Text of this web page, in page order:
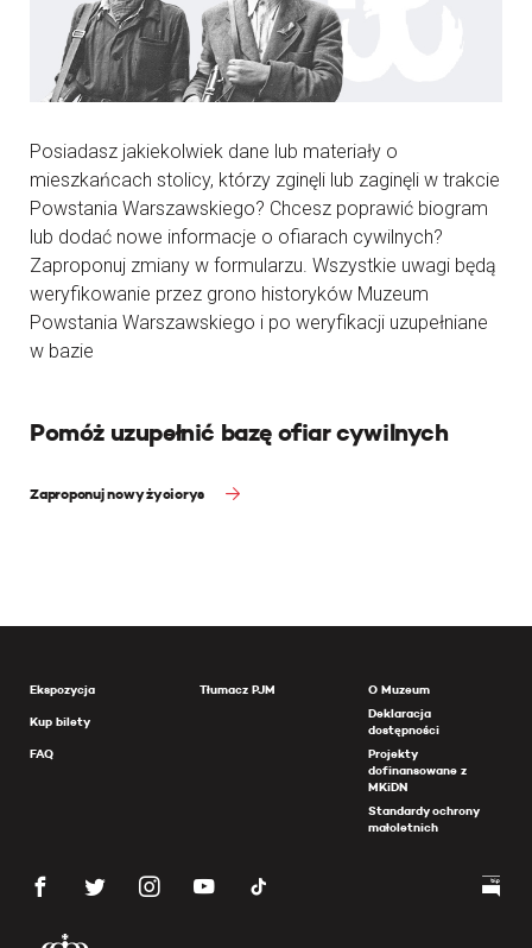
Posiadasz jakiekolwiek dane lub materiały o
mieszkańcach stolicy, którzy zginęli lub zaginęli w trakcie
Powstania Warszawskiego? Chcesz poprawić biogram
lub dodać nowe informacje o ofiarach cywilnych?
Zaproponuj zmiany w formularzu. Wszystkie uwagi będą
weryfikowanie przez grono historyków Muzeum
Powstania Warszawskiego i po weryfikacji uzupełniane
w bazie
Pomóż uzupełnić bazę ofiar cywilnych
Zaproponuj nowy życiorys
Ekspozycja
Kup bilety
FAQ
Tłumacz PJM
O Muzeum
Deklaracja
dostępności
Projekty
dofinansowane z
MKiDN
Standardy ochrony
małoletnich